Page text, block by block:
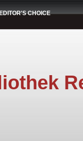
CHOICE